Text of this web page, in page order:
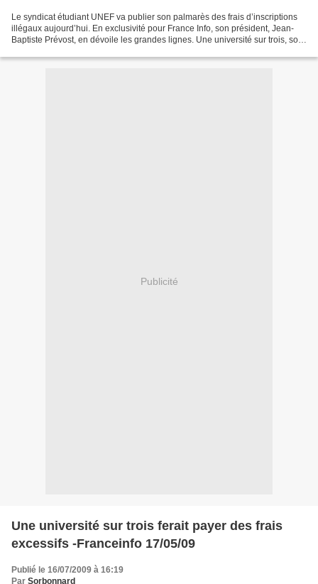
Le syndicat étudiant UNEF va publier son palmarès des frais d’inscriptions
illégaux aujourd’hui. En exclusivité pour France Info, son président, Jean-
Baptiste Prévost, en dévoile les grandes lignes. Une université sur trois, soit
Publicité
Une université sur trois ferait payer des frais
excessifs -Franceinfo 17/05/09
Publié le 16/07/2009 à 16:19
Par Sorbonnard